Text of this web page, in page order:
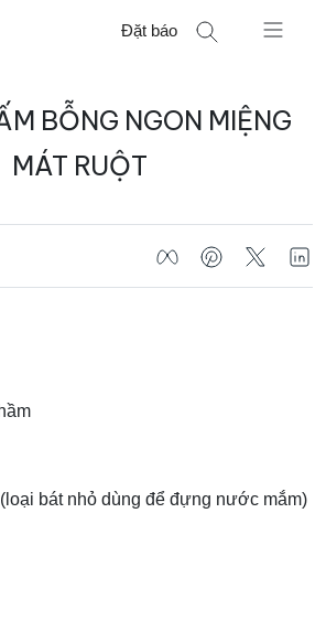
Đặt báo
BỖNG NGON MIỆNG
MÁT RUỘT
bát nhỏ dùng để đựng nước mắm)